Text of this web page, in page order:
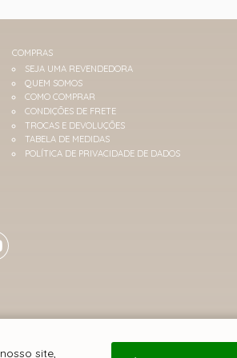
COMPRAS
SEJA UMA REVENDEDORA
QUEM SOMOS
COMO COMPRAR
CONDIÇÕES DE FRETE
TROCAS E DEVOLUÇÕES
TABELA DE MEDIDAS
POLÍTICA DE PRIVACIDADE DE DADOS
site,